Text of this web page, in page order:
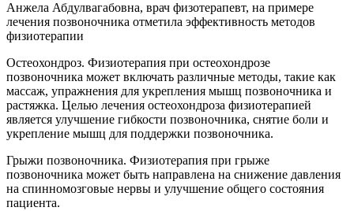
Анжела Абдулвагабовна, врач физотерапевт, на примере
лечения позвоночника отметила эффективность методов
физиотерапии
Остеохондроз. Физиотерапия при остеохондрозе
позвоночника может включать различные методы, такие как
массаж, упражнения для укрепления мышц позвоночника и
растяжка. Целью лечения остеохондроза физиотерапией
является улучшение гибкости позвоночника, снятие боли и
укрепление мышц для поддержки позвоночника.
Грыжи позвоночника. Физиотерапия при грыже
позвоночника может быть направлена на снижение давления
на спинномозговые нервы и улучшение общего состояния
пациента.